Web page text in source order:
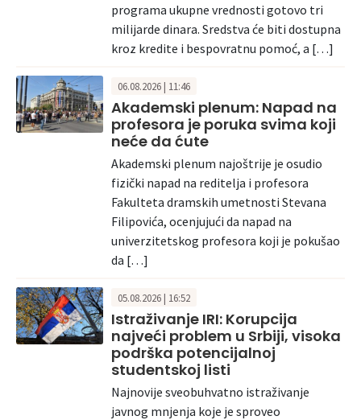
programa ukupne vrednosti gotovo tri
milijarde dinara. Sredstva će biti dostupna
kroz kredite i bespovratnu pomoć, a […]
06.08.2026 | 11:46
Akademski plenum: Napad na
profesora je poruka svima koji
neće da ćute
Akademski plenum najoštrije je osudio
fizički napad na reditelja i profesora
Fakulteta dramskih umetnosti Stevana
Filipovića, ocenjujući da napad na
univerzitetskog profesora koji je pokušao
da […]
05.08.2026 | 16:52
Istraživanje IRI: Korupcija
najveći problem u Srbiji, visoka
podrška potencijalnoj
studentskoj listi
Najnovije sveobuhvatno istraživanje
javnog mnjenja koje je sproveo